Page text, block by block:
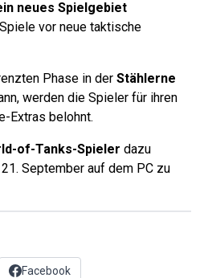
neues Spielgebiet
vor neue taktische
Phase in der Stählerne
werden die Spieler für ihren
Extras belohnt.
of-Tanks-Spieler dazu
September auf dem PC zu
Facebook